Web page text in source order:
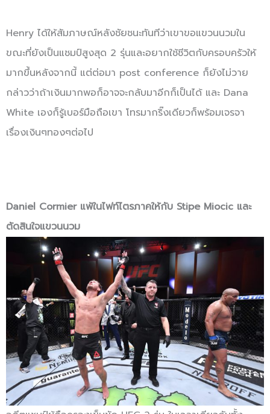
Henry ได้ให้สัมภาษณ์หลังชัยชนะทันทีว่าเขาขอแขวนนวมใน
ขณะที่ยังเป็นแชมป์สูงสุด 2 รุ่นและอยากใช้ชีวิตกับครอบครัวให้
มากขึ้นหลังจากนี้ แต่ต่อมา post conference ก็ยังไม่วาย
กล่าวว่าถ้าเงินมากพอก็อาจจะกลับมาอีกก็เป็นได้ และ Dana
White เองก็รู้เบอร์มือถือเขา โทรมากริ๊งเดียวก็พร้อมเจรจา
เรื่องเงินๆทองๆต่อไป
Daniel Cormier แพ้ในไฟท์ไตรภาคให้กับ Stipe Miocic และ
ตัดสินใจแขวนนวม